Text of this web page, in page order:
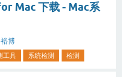
Mac 下载 - Mac系
裕博
工具 系统检测 检测